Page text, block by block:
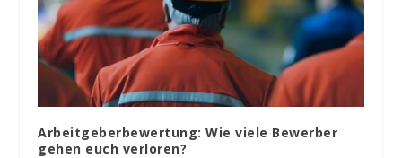
Arbeitgeberbewertung: Wie viele Bewerber
gehen euch verloren?